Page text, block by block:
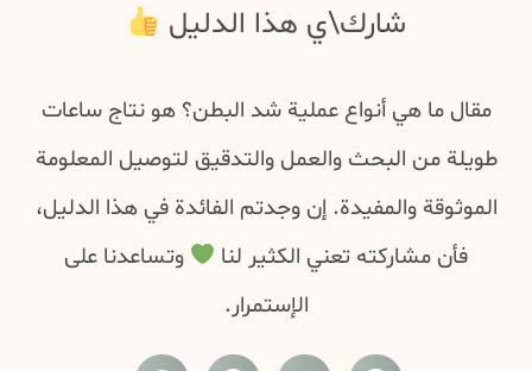
شارك\ي هذا الدليل
مقال ما هي أنواع عملية شد البطن؟ هو نتاج ساعات
طويلة من البحث والعمل والتدقيق لتوصيل المعلومة
الموثوقة والمفيدة. إن وجدتم الفائدة في هذا الدليل،
فأن مشاركته تعني الكثير لنا
وتساعدنا على
الإستمرار.